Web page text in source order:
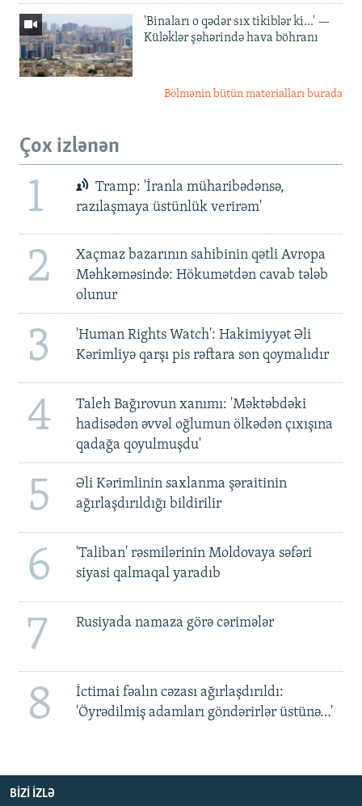
'Binaları o qədər sıx tikiblər ki...' —
Küləklər şəhərində hava böhranı
Bölmənin bütün materialları burada
Çox izlənən
1
Tramp: 'İranla müharibədənsə,
razılaşmaya üstünlük verirəm'
2
Xaçmaz bazarının sahibinin qətli Avropa
Məhkəməsində: Hökumətdən cavab tələb
olunur
3
'Human Rights Watch': Hakimiyyət Əli
Kərimliyə qarşı pis rəftara son qoymalıdır
4
Taleh Bağırovun xanımı: 'Məktəbdəki
hadisədən əvvəl oğlumun ölkədən çıxışına
qadağa qoyulmuşdu'
5
Əli Kərimlinin saxlanma şəraitinin
ağırlaşdırıldığı bildirilir
6
'Taliban' rəsmilərinin Moldovaya səfəri
siyasi qalmaqal yaradıb
7 Rusiyada namaza görə cərimələr
8
İctimai fəalın cəzası ağırlaşdırıldı:
'Öyrədilmiş adamları göndərirlər üstünə…'
BIZI IZLƏ